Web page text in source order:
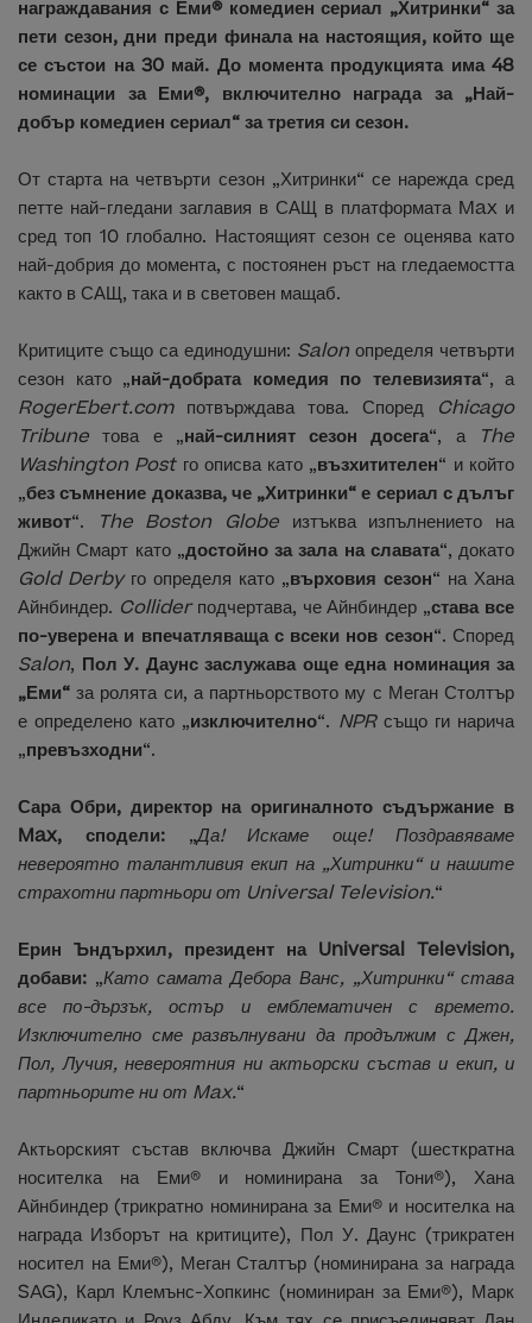
награждавания с Еми® комедиен сериал „Хитринки“ за
пети сезон, дни преди финала на настоящия, който ще
се състои на 30 май. До момента продукцията има 48
номинации за Еми®, включително награда за „Най-
добър комедиен сериал“ за третия си сезон.
От старта на четвърти сезон „Хитринки“ се нарежда сред
петте най-гледани заглавия в САЩ в платформата Max и
сред топ 10 глобално. Настоящият сезон се оценява като
най-добрия до момента, с постоянен ръст на гледаемостта
както в САЩ, така и в световен мащаб.
Критиците също са единодушни: Salon определя четвърти
сезон като „най-добрата комедия по телевизията“, а
RogerEbert.comпотвърждава това. Според
Chicago
Tribune това е „най-силният сезон досега“, а
The
Washington Postго описва като „възхитителен“ и който
„без съмнение доказва, че „Хитринки“ е сериал с дълъг
живот“. The Boston Globe изтъква изпълнението на
Джийн Смарт като „достойно за зала на славата“, докато
Gold Derbyго определя като „върховия сезон“ на Хана
Айнбиндер. Collider подчертава, че Айнбиндер „става все
по-уверена и впечатляваща с всеки нов сезон“. Според
Salon, Пол У. Даунс заслужава още една номинация за
„Еми“ за ролята си, а партньорството му с Меган Столтър
е определено като „изключително“. NPRсъщо ги нарича
„превъзходни“.
Сара Обри, директор на оригиналното съдържание в
Max, сподели:„Да! Искаме още! Поздравяваме
невероятно талантливия екип на „Хитринки“ и нашите
страхотни партньори от Universal Television.“
Ерин Ъндърхил, президент на Universal Television,
добави: „Като самата Дебора Ванс, „Хитринки“ става
все по-дързък, остър и емблематичен с времето.
Изключително сме развълнувани да продължим с Джен,
Пол, Лучия, невероятния ни актьорски състав и екип, и
партньорите ни от Max.“
Актьорският състав включва Джийн Смарт (шесткратна
носителка на Еми® и номинирана за Тони®), Хана
Айнбиндер (трикратно номинирана за Еми® и носителка на
награда Изборът на критиците), Пол У. Даунс (трикратен
носител на Еми®), Меган Сталтър (номинирана за награда
SAG), Карл Клемънс-Хопкинс (номиниран за Еми®), Марк